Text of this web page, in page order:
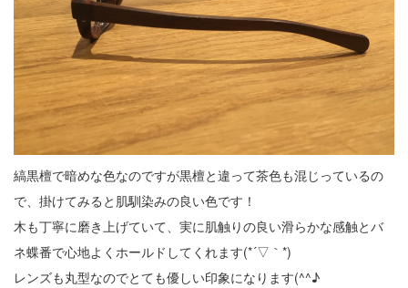
縞黒檀で暗めな色なのですが黒檀と違って茶色も混じっているの
で、掛けてみると肌馴染みの良い色です！
木も丁寧に磨き上げていて、実に肌触りの良い滑らかな感触とバ
ネ蝶番で心地よくホールドしてくれます(*´▽｀*)
レンズも丸型なのでとても優しい印象になります(^^♪